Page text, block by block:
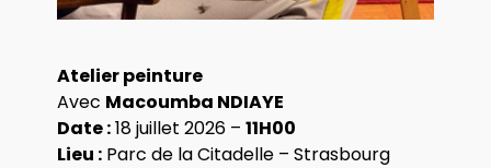
Atelier peinture
Avec Macoumba NDIAYE
Date :18 juillet 2026 – 11H00
Lieu : Parc de la Citadelle – Strasbourg